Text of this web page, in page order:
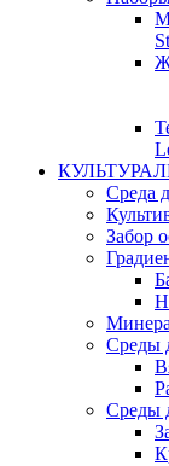
Среда
Забор
Среды
Среды